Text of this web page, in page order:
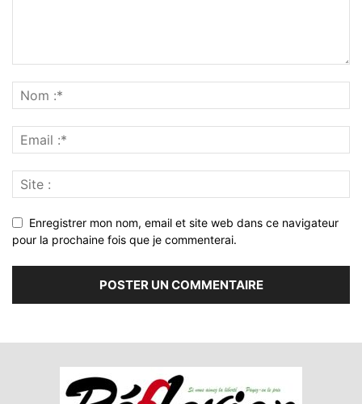
Enregistrer mon nom, email et site web dans ce navigateur
pour la prochaine fois que je commenterai.